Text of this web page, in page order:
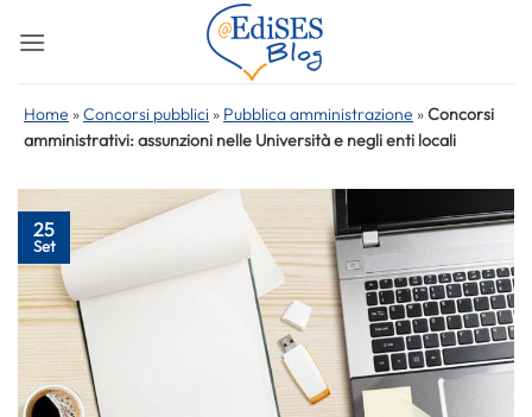
Home »Concorsi pubblici » Pubblica amministrazione »Concorsi
amministrativi: assunzioni nelle Università e negli enti locali
25
Set